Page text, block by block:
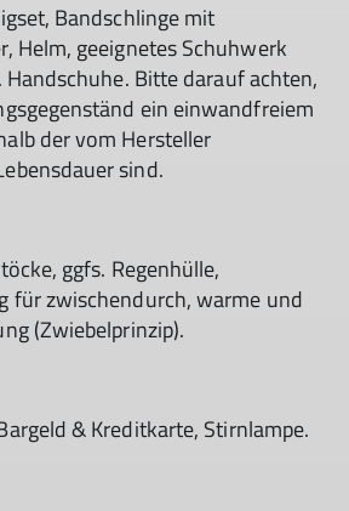
Bandschlinge mit
Helm, geeignetes Schuhwerk
Handschuhe. Bitte darauf achten,
ein einwandfreiem
der vom Hersteller
sind.
ggfs. Regenhülle,
für zwischendurch, warme und
(Zwiebelprinzip).
& Kreditkarte, Stirnlampe.